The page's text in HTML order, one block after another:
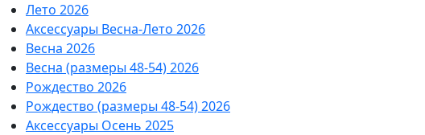
Лето 2026
Аксессуары Весна-Лето 2026
Весна 2026
Весна (размеры 48-54) 2026
Рождество 2026
Рождество (размеры 48-54) 2026
Аксессуары Осень 2025